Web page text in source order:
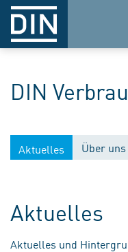
DIN
Aktuelles Über uns
Aktuelles
Aktuelles und